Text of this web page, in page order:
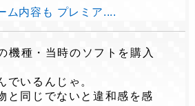
ム内容も プレミア....
機種・当時のソフトを購入
でいるんじゃ。
と同じでないと違和感を感